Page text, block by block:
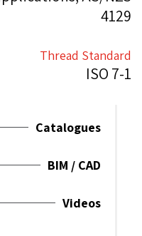
4129
Thread Standard
ISO 7-1
Catalogues
BIM / CAD
Videos